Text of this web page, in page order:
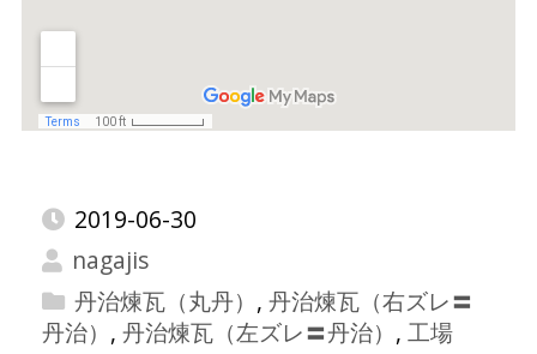
2019-06-30
nagajis
丹治煉瓦（丸丹） , 丹治煉瓦（右ズレ〓
丹治） ,丹治煉瓦（左ズレ〓丹治） ,工場